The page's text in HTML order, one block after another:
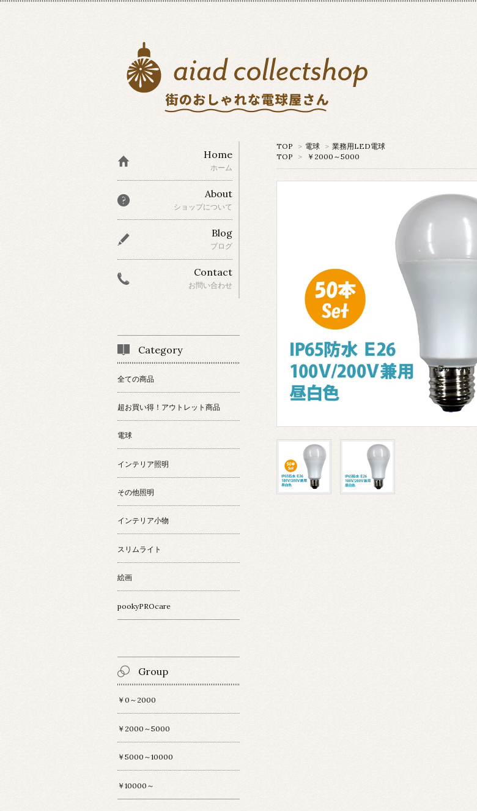
TOP > 電球 > 業務用LED電球
TOP
> ￥2000～5000
Home
ホーム
About
ショップについて
Blog
ブログ
Contact
お問い合わせ
Category
全ての商品
超お買い得！アウトレット商品
電球
インテリア照明
その他照明
インテリア小物
スリムライト
絵画
pookyPROcare
Group
￥0～2000
￥2000～5000
￥5000～10000
￥10000～